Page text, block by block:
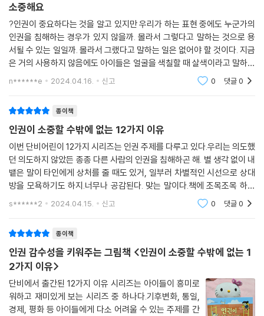
아이들은 신체적으로나 정신적으로 덜 성숙해 어른들의 영향을 많이 받습
니다. 자신의 인권이 침해당해도 그게 옳은지 그른지 알아채기 어려울 수
도 있습니다. 그래서 더욱 더 인권 감수성을 키울 수 있도록 도와주어야 하
지요. 인권 수성이 뛰어난 사람은 타인의 인권을 침해하지 않으려고 노력
하고, 자신이 인권 침해를 당했을 때 제대로 대처할 수 있습니다. 인권 감수
소중해요
?인권이 중요하다는 것을 알고 있지만 우리가 하는 표현 중에도 누군가의
인권을 침해하는 경우가 있지 않을까. 몰라서 그렇다고 말하는 것으로 용
서될 수 있는 일일까. 몰라서 그랬다고 말하는 일은 없어야 할 것이다. 지금
은 거의 사용하지 않음에도 아이들은 얼굴을 색칠할 때 살색이라고 말하며
색연필 하나를 고른다. 우리가 모르고 하는 말이나 행동 등을 돌아보며 책
n******e 2024.04.16. 신고 0 댓글0
종이책
인권이 소중할 수밖에 없는 12가지 이유
이번 단비어린이 12가지 시리즈는 인권 주제를 다루고 있다.우리는 의도했
던 의도하지 않았든 종종 다른 사람의 인권을 침해하곤 해. 별 생각 없이 내
뱉은 말이 타인에게 상처를 줄 때도 있거, 일부러 차별적인 시선으로 상대
방을 모욕하기도 하지.너무나 공감된다. 맞는 말이다.책에 조목조목 하나
부터 열두가지를 정말 어느 것 하나 뺄 수 없다.1. 인간이라면 누구나 태어
s******2 2024.04.15. 신고 0 댓글0
종이책
인권 감수성을 키워주는 그림책 <인권이 소중할 수밖에 없는 1
2가지 이유>
단비에서 출간된 12가지 이유 시리즈는 아이들이 흥미로
워하고 재미있게 보는 시리즈 중 하나다.기후변화, 통일,
경제, 평화 등 아이들에게 다소 어려울 수 있는 주제를 간